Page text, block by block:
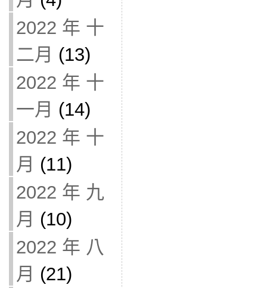
2022 年 十
二月 (13)
2022 年 十
一月 (14)
2022 年 十
月 (11)
2022 年 九
月 (10)
2022 年 八
月 (21)